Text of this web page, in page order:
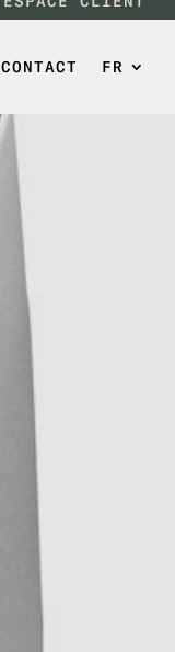
CONTACT FR